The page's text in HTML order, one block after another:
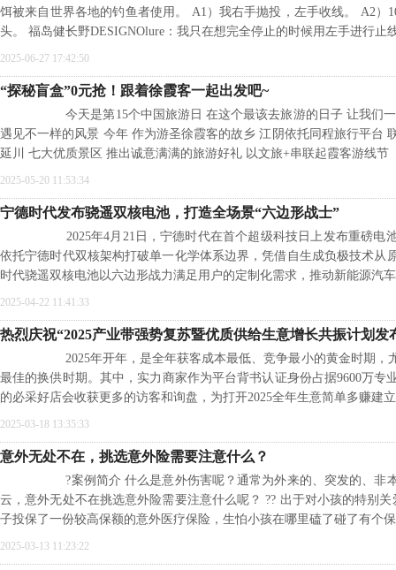
饵被来自世界各地的钓鱼者使用。 A1）我右手抛投，左手收线。 A2）
头。 福岛健长野DESIGNOlure：我只在想完全停止的时候用左手进行止
2025-06-27 17:42:50
“探秘盲盒”0元抢！跟着徐霞客一起出发吧~
今天是第15个中国旅游日 在这个最该去旅游的日子 让我们一
遇见不一样的风景 今年 作为游圣徐霞客的故乡 江阴依托同程旅行平台
延川 七大优质景区 推出诚意满满的旅游好礼 以文旅+串联起霞客游线节
2025-05-20 11:53:34
宁德时代发布骁遥双核电池，打造全场景“六边形战士”
2025年4月21日，宁德时代在首个超级科技日上发布重磅电池
依托宁德时代双核架构打破单一化学体系边界，凭借自生成负极技术从
时代骁遥双核电池以六边形战力满足用户的定制化需求，推动新能源汽
2025-04-22 11:41:33
热烈庆祝“2025产业带强势复苏暨优质供给生意增长共振计划发
2025年开年，是全年获客成本最低、竞争最小的黄金时期，
最佳的换供时期。其中，实力商家作为平台背书认证身份占据9600万专
的必采好店会收获更多的访客和询盘，为打开2025全年生意简单多赚建
2025-03-18 13:35:33
意外无处不在，挑选意外险需要注意什么？
?案例简介 什么是意外伤害呢？通常为外来的、突发的、非本
云，意外无处不在挑选意外险需要注意什么呢？ ?? 出于对小孩的特别
子投保了一份较高保额的意外医疗保险，生怕小孩在哪里磕了碰了有个
2025-03-13 11:23:22